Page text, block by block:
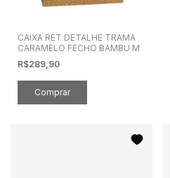
CAIXA RET DETALHE TRAMA
CARAMELO FECHO BAMBU M
R$289,90